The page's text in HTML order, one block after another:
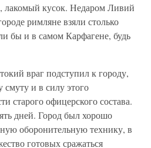
лакомый кусок. Недаром Ливий
римляне взяли столько
бы и в самом Карфагене, будь
враг подступил к городу,
и в силу этого
старого офицерского состава.
дней. Город был хорошо
оборонительную технику, в
готовых сражаться